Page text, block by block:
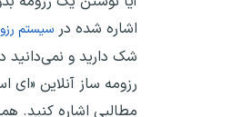
اشاره شده در سیستم
شک دارید و
رزومه ساز آنلاین
مطالبی اشاره کنید.